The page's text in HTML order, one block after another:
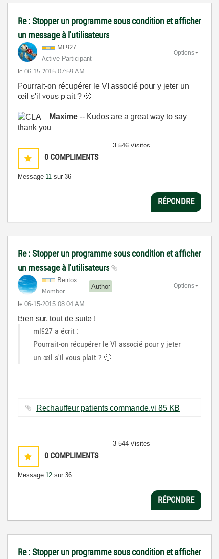
Re : Stopper un programme sous condition et afficher
un message à l'utilisateurs
ML927
Active Participant
le ‎06-15-2015 07:59 AM
Options
Pourrait-on récupérer le VI associé pour y jeter un
œil s'il vous plait ? 🙂
Maxime -- Kudos are a great way to say
thank you
0 COMPLIMENTS
Message 11 sur 36
3 546 Visites
RÉPONDRE
Re : Stopper un programme sous condition et afficher
un message à l'utilisateurs
Bentox
Member
Author
le ‎06-15-2015 08:04 AM
Options
Bien sur, tout de suite !
ml927 a écrit :
Pourrait-on récupérer le VI associé pour y jeter
un œil s'il vous plait ? 🙂
Rechauffeur patients commande.vi ‏85 KB
0 COMPLIMENTS
Message 12 sur 36
3 544 Visites
RÉPONDRE
Re : Stopper un programme sous condition et afficher